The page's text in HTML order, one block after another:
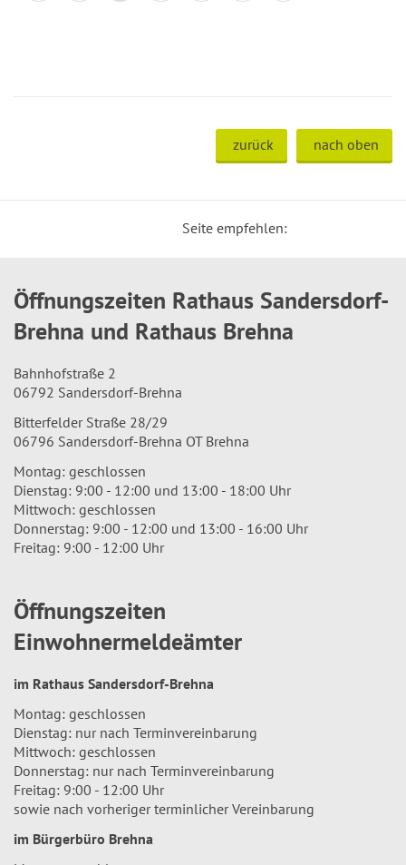
zurück nach oben
Seite empfehlen:
Öffnungszeiten Rathaus Sandersdorf-
Brehna und Rathaus Brehna
Bahnhofstraße 2
06792 Sandersdorf-Brehna
Bitterfelder Straße 28/29
06796 Sandersdorf-Brehna OT Brehna
Montag: geschlossen
Dienstag: 9:00 - 12:00 und 13:00 - 18:00 Uhr
Mittwoch: geschlossen
Donnerstag: 9:00 - 12:00 und 13:00 - 16:00 Uhr
Freitag: 9:00 - 12:00 Uhr
Öffnungszeiten
Einwohnermeldeämter
im Rathaus Sandersdorf-Brehna
Montag: geschlossen
Dienstag: nur nach Terminvereinbarung
Mittwoch: geschlossen
Donnerstag: nur nach Terminvereinbarung
Freitag: 9:00 - 12:00 Uhr
sowie nach vorheriger terminlicher Vereinbarung
im Bürgerbüro Brehna